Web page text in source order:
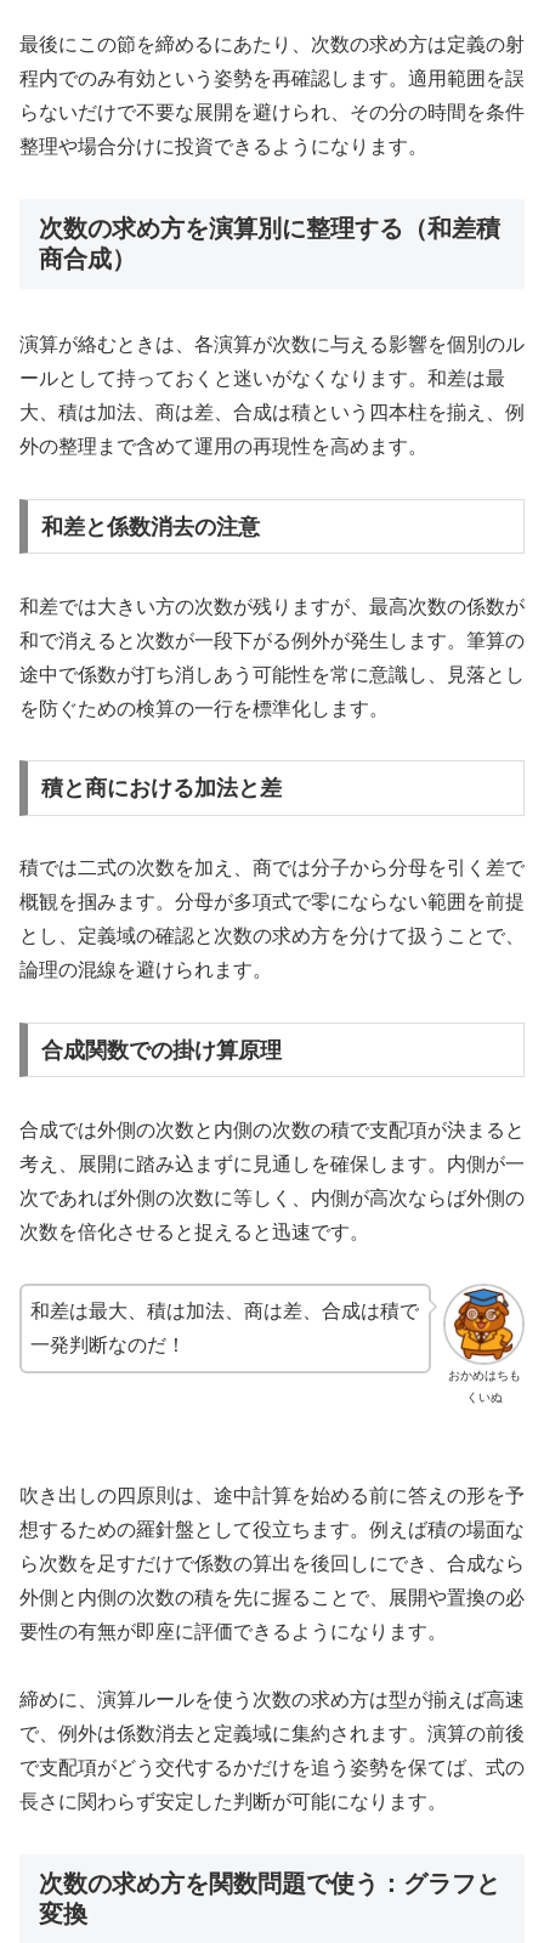
最後にこの節を締めるにあたり、次数の求め方は定義の射
程内でのみ有効という姿勢を再確認します。適用範囲を誤
らないだけで不要な展開を避けられ、その分の時間を条件
整理や場合分けに投資できるようになります。
次数の求め方を演算別に整理する（和差積
商合成）
演算が絡むときは、各演算が次数に与える影響を個別のル
ールとして持っておくと迷いがなくなります。和差は最
大、積は加法、商は差、合成は積という四本柱を揃え、例
外の整理まで含めて運用の再現性を高めます。
和差と係数消去の注意
和差では大きい方の次数が残りますが、最高次数の係数が
和で消えると次数が一段下がる例外が発生します。筆算の
途中で係数が打ち消しあう可能性を常に意識し、見落とし
を防ぐための検算の一行を標準化します。
積と商における加法と差
積では二式の次数を加え、商では分子から分母を引く差で
概観を掴みます。分母が多項式で零にならない範囲を前提
とし、定義域の確認と次数の求め方を分けて扱うことで、
論理の混線を避けられます。
合成関数での掛け算原理
合成では外側の次数と内側の次数の積で支配項が決まると
考え、展開に踏み込まずに見通しを確保します。内側が一
次であれば外側の次数に等しく、内側が高次ならば外側の
次数を倍化させると捉えると迅速です。
おかめはちも
くいぬ
和差は最大、積は加法、商は差、合成は積で
一発判断なのだ！
吹き出しの四原則は、途中計算を始める前に答えの形を予
想するための羅針盤として役立ちます。例えば積の場面な
ら次数を足すだけで係数の算出を後回しにでき、合成なら
外側と内側の次数の積を先に握ることで、展開や置換の必
要性の有無が即座に評価できるようになります。
締めに、演算ルールを使う次数の求め方は型が揃えば高速
で、例外は係数消去と定義域に集約されます。演算の前後
で支配項がどう交代するかだけを追う姿勢を保てば、式の
長さに関わらず安定した判断が可能になります。
次数の求め方を関数問題で使う：グラフと
変換